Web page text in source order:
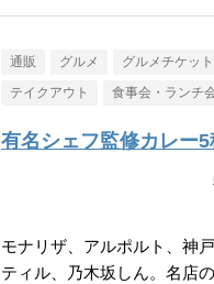
通販 グルメ グルメチケット
テイクアウト 食事会・ランチ
有名シェフ監修カレー5
モナリザ、アルポルト、神
ティル、乃木坂しん。名店